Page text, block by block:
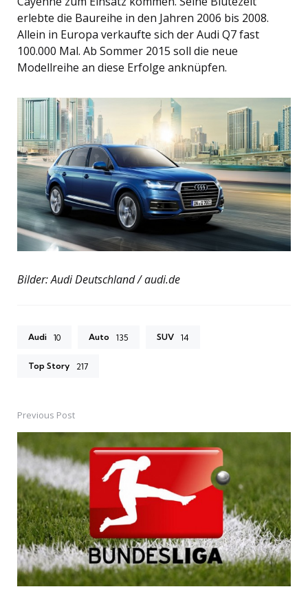
erlebte die Baureihe in den Jahren 2006 bis 2008.
Allein in Europa verkaufte sich der Audi Q7 fast
100.000 Mal. Ab Sommer 2015 soll die neue
Modellreihe an diese Erfolge anknüpfen.
Bilder: Audi Deutschland / audi.de
Audi 10 Auto 135 SUV 14
Top Story 217
Post
navigation
Previous Post